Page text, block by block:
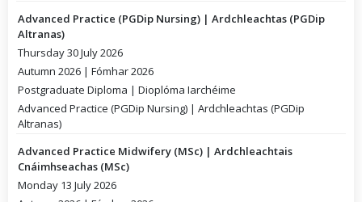
Advanced Practice (PGDip Nursing) | Ardchleachtas (PGDip
Altranas)
Thursday 30 July 2026
Autumn 2026 | Fómhar 2026
Postgraduate Diploma | Dioplóma Iarchéime
Advanced Practice (PGDip Nursing) | Ardchleachtas (PGDip
Altranas)
Advanced Practice Midwifery (MSc) | Ardchleachtais
Cnáimhseachas (MSc)
Monday 13 July 2026